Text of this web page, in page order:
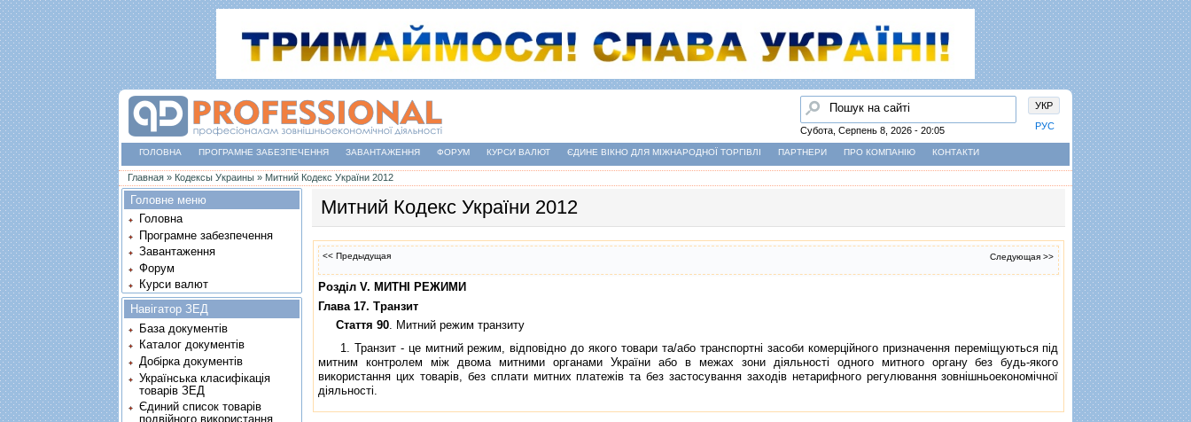
УКР
РУС
Пошук
Субота, Серпень 8, 2026 - 20:05
ГОЛОВНА ПРОГРАМНЕ ЗАБЕЗПЕЧЕННЯ ЗАВАНТАЖЕННЯ ФОРУМ КУРСИ ВАЛЮТ ЄДИНЕ ВІКНО ДЛЯ МІЖНАРОДНОЇ ТОРГІВЛІ ПАРТНЕРИ ПРО КОМПАНІЮ КОНТАКТИ
Ви є тут
Главная » Кодексы Украины » Митний Кодекс України 2012
Митний Кодекс України 2012
<< Предыдущая Следующая >>
Роздiл V. МИТНI РЕЖИМИ
Глава 17. Транзит
Стаття 90. Митний режим транзиту
1. Транзит - це митний режим, вiдповiдно до якого товари та/або транспортнi засоби комерцiйного призначення перемiщуються пiд
митним контролем мiж двома митними органами України або в межах зони дiяльностi одного митного органу без будь-якого
використання цих товарiв, без сплати митних платежiв та без застосування заходiв нетарифного регулювання зовнiшньоекономiчної
дiяльностi.
Головне меню
Головна
Програмне забезпечення
Завантаження
Форум
Курси валют
Навігатор ЗЕД
База документів
Каталог документів
Добірка документів
Українська класифікація
товарів ЗЕД
Єдиний список товарів
подвійного використання